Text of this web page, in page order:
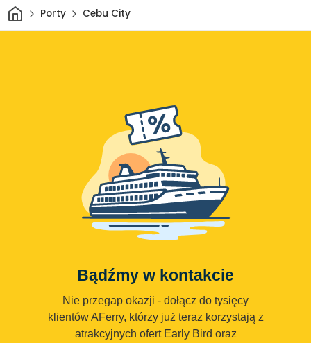
DomPorty Cebu City
Bądźmy w kontakcie
Nie przegap okazji - dołącz do tysięcy
klientów AFerry, którzy już teraz korzystają z
atrakcyjnych ofert Early Bird oraz